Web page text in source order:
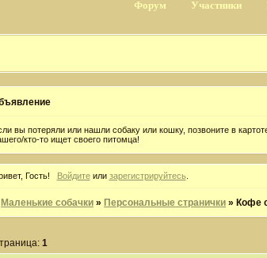
Форум Участники
вы потеряли или нашли собаку или кошку, позвоните в
кто-то ищет своего питомца!
Гость! Войдитеили зарегистрируйтесь
Маленькие собачки » Персональные странички » Кофе
1